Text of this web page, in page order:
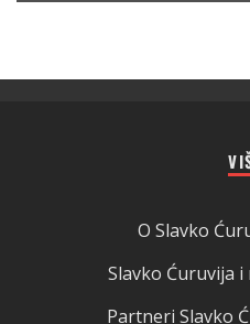
O Slavko
Slavko Ćuruvija
Partneri Slavko